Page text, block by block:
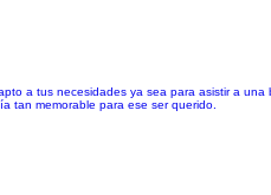
a tus necesidades ya sea para asistir a
tan memorable para ese ser querido.